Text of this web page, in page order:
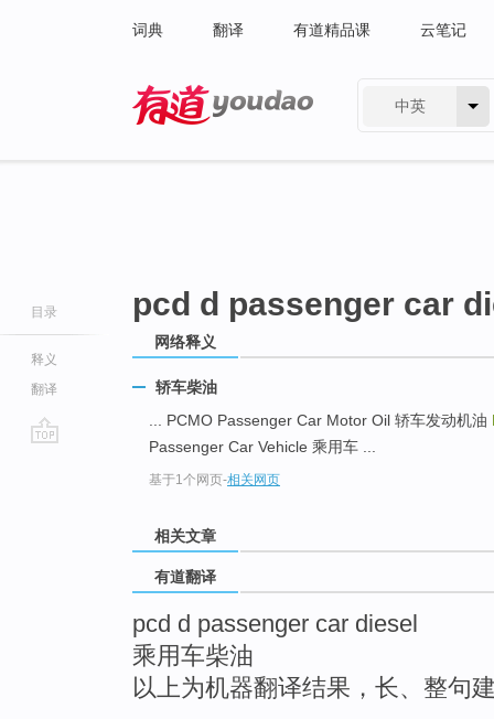
词典 翻译 有道精品课 云笔记
中英
目录
释义
翻译
pcd d passenger car
网络释义
轿车柴油
... PCMO Passenger Car Motor Oil 轿车发动机油
Passenger Car Vehicle 乘用车 ...
基于1个网页-相关网页
相关文章
有道翻译
pcd d passenger car diesel
乘用车柴油
以上为机器翻译结果，长、整句